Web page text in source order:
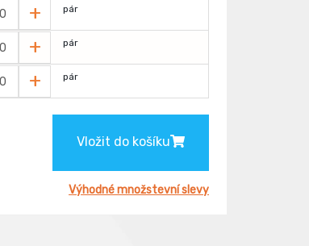
+ pár
+ pár
+ pár
Vložit do košíku
Výhodné množstevní slevy